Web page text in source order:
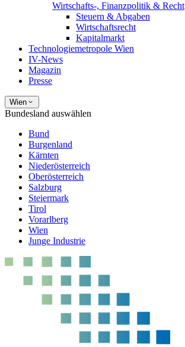
Wirtschafts-, Finanzpolitik & Recht
Steuern & Abgaben
Wirtschaftsrecht
Kapitalmarkt
Technologiemetropole Wien
IV-News
Magazin
Presse
Wien
Bundesland auswählen
Bund
Burgenland
Kärnten
Niederösterreich
Oberösterreich
Salzburg
Steiermark
Tirol
Vorarlberg
Wien
Junge Industrie